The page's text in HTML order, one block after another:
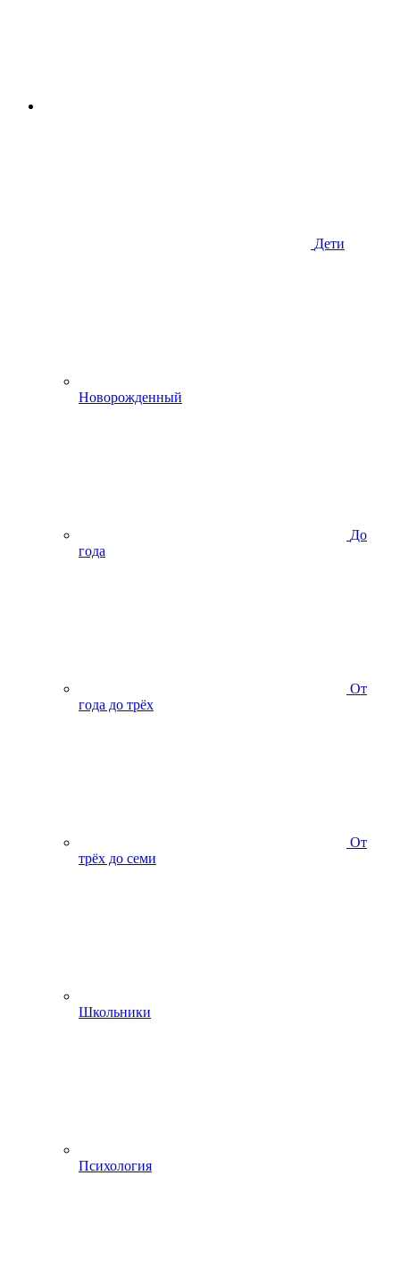
Дети
Новорожденный
До
года
От
года до трёх
От
трёх до семи
Школьники
Психология